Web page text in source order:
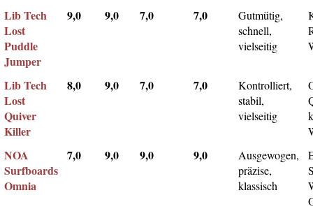
Lib Tech
Lost
Puddle
Jumper
9,0 9,0 7,0 7,0
Gutmütig,
schnell,
vielseitig
Lib Tech
Lost
Quiver
Killer
8,0 9,0 7,0 7,0
Kontrolliert,
stabil,
vielseitig
NOA
Surfboards
Omnia
7,0 9,0 9,0 9,0
Ausgewogen,
präzise,
klassisch